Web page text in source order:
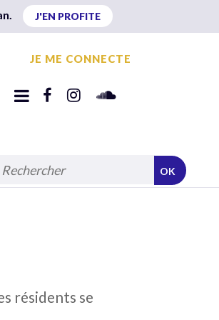
J'EN PROFITE
JE ME CONNECTE
OK
résidents se